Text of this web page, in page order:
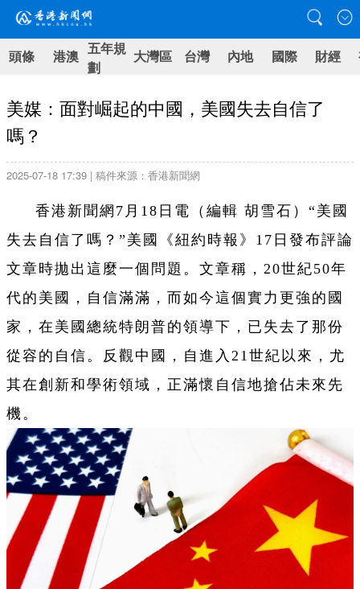
頭條 港澳 五年規
劃
大灣區 台灣 內地 國際 財經
美媒：面對崛起的中國，美國失去自信了
嗎？
2025-07-18 17:39 | 稿件來源：香港新聞網
香港新聞網7月18日電（編輯 胡雪石）“美國
失去自信了嗎？”美國《紐約時報》17日發布評論
文章時拋出這麼一個問題。文章稱，20世紀50年
代的美國，自信滿滿，而如今這個實力更強的國
家，在美國總統特朗普的領導下，已失去了那份
從容的自信。反觀中國，自進入21世紀以來，尤
其在創新和學術領域，正滿懷自信地搶佔未來先
機。